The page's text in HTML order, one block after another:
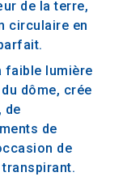
de la terre,
circulaire en
faible lumière
dôme, crée
de
de
de